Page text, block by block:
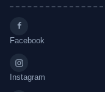
Facebook
Instagram